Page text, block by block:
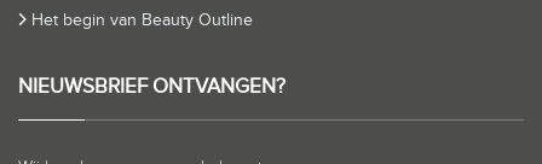
Het begin van Beauty Outline
NIEUWSBRIEF ONTVANGEN?